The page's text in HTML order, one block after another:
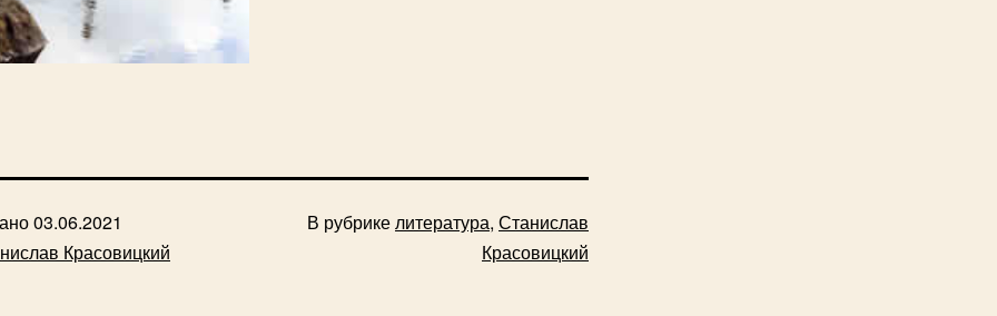
03.06.2021
Красовицкий
В рубрикелитература, Станислав
Красовицкий